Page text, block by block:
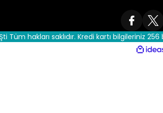
Tüm hakları saklıdır. Kredi kartı bilgileriniz